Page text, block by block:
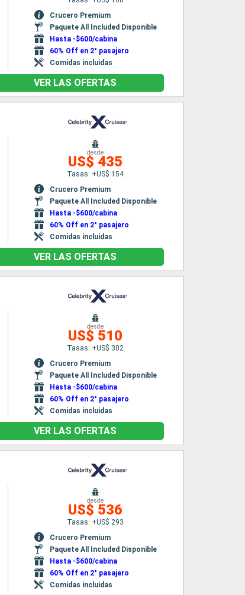
Crucero Premium
Paquete All Included Disponible
Hasta -$600/cabina
60% Off en 2° pasajero
Comidas incluidas
VER LAS OFERTAS
desde
US$ 435
Tasas: +US$ 154
Crucero Premium
Paquete All Included Disponible
Hasta -$600/cabina
60% Off en 2° pasajero
Comidas incluidas
VER LAS OFERTAS
desde
US$ 510
Tasas: +US$ 302
Crucero Premium
Paquete All Included Disponible
Hasta -$600/cabina
60% Off en 2° pasajero
Comidas incluidas
VER LAS OFERTAS
desde
US$ 536
Tasas: +US$ 293
Crucero Premium
Paquete All Included Disponible
Hasta -$600/cabina
60% Off en 2° pasajero
Comidas incluidas